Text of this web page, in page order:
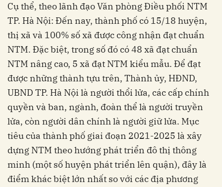
Cụ thể, theo lãnh đạoVăn phòng Điều phối NTM
TP. Hà Nội: Đến nay, thành phố có 15/18 huyện,
thị xã và 100% số xã được công nhận đạt chuẩn
NTM. Đặc biệt, trong số đó có 48 xã đạt chuẩn
NTM nâng cao, 5 xã đạt NTM kiểu mẫu. Để đạt
được những thành tựu trên, Thành ủy, HĐND,
UBND TP. Hà Nội là người thổi lửa, các cấp chính
quyền và ban, ngành, đoàn thể là người truyền
lửa, còn người dân chính là người giữ lửa. Mục
tiêu của thành phố giai đoạn 2021-2025 là xây
dựng NTM theo hướng phát triển đô thị thông
minh (một số huyện phát triển lên quận), đây là
điểm khác biệt lớn nhất so với các địa phương